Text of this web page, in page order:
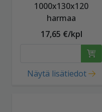
1000x130x120
harmaa
17,65 €/kpl
Näytä lisätiedot